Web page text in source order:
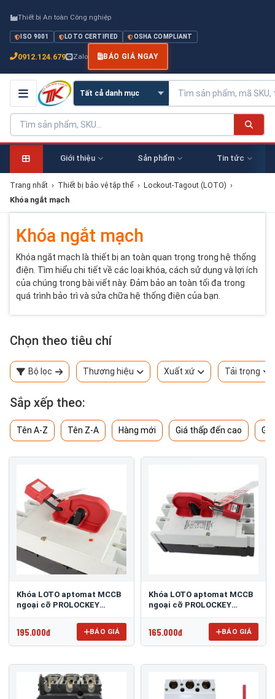
Thiết bị An toàn Công nghiệp
ISO 9001 LOTO CERTIFIED OSHA COMPLIANT
0912.124.679 Zalo BÁO GIÁ NGAY
Giới thiệu Sản phẩm Tin tức
Trang nhất › Thiết bị bảo vệ tập thể › Lockout-Tagout (LOTO) ›
Khóa ngắt mạch
Khóa ngắt mạch
Khóa ngắt mạch là thiết bị an toàn quan trọng trong hệ thống
điện. Tìm hiểu chi tiết về các loại khóa, cách sử dụng và lợi ích
của chúng trong bài viết này. Đảm bảo an toàn tối đa trong
quá trình bảo trì và sửa chữa hệ thống điện của bạn.
Chọn theo tiêu chí
Bộ lọc Thương hiệu Xuất xứ Tải trọng
Sắp xếp theo:
Tên A-Z Tên Z-A Hàng mới Giá thấp đến cao
Khóa LOTO aptomat MCCB
ngoại cỡ PROLOCKEY
195.000đ BÁO GIÁ
Khóa LOTO aptomat MCCB
ngoại cỡ PROLOCKEY
165.000đ BÁO GIÁ